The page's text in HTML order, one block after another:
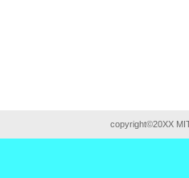
copyright©20XX